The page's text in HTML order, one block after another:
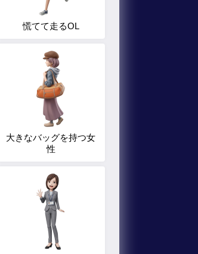
慌てて走るOL
大きなバッグを持つ女
性